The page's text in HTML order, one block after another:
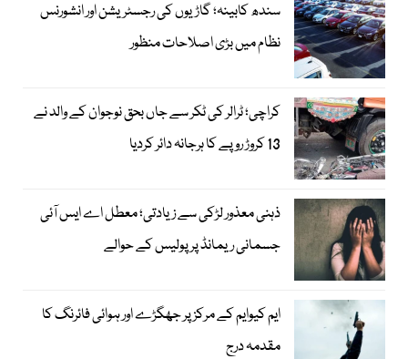
سندھ کابینہ؛ گاڑیوں کی رجسٹریشن اور انشورنس
نظام میں بڑی اصلاحات منظور
کراچی؛ ٹرالر کی ٹکر سے جاں بحق نوجوان کے والد نے
13 کروڑ روپے کا ہرجانہ دائر کردیا
ذہنی معذور لڑکی سے زیادتی؛ معطل اے ایس آئی
جسمانی ریمانڈ پر پولیس کے حوالے
ایم کیوایم کے مرکز پر جھگڑے اور ہوائی فائرنگ کا
مقدمہ درج